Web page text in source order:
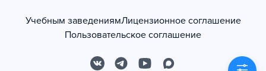
Учебным заведениямЛицензионное соглашение
Пользовательское соглашение